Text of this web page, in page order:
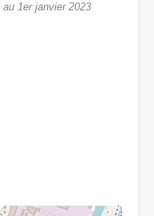
1er janvier 2023